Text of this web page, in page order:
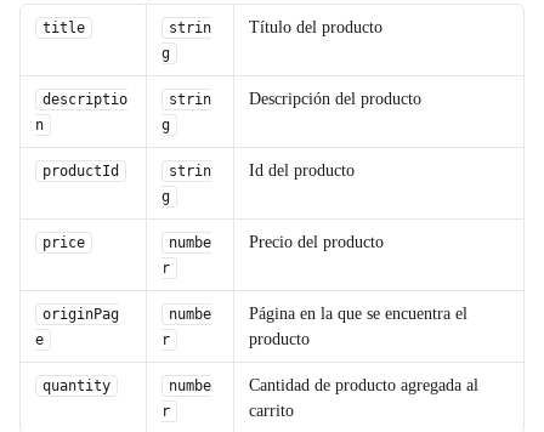
title
strin
g
Título del producto
descriptio
n
strin
g
Descripción del producto
productId
strin
g
Id del producto
price
numbe
r
Precio del producto
originPag
e
numbe
r
Página en la que se encuentra el
producto
quantity
numbe
r
Cantidad de producto agregada al
carrito